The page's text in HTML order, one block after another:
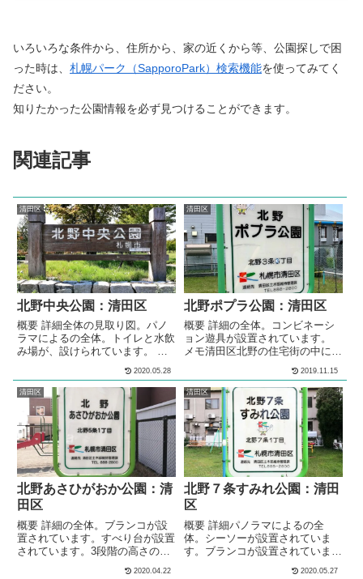
いろいろな条件から、住所から、家の近くから等、公園探しで困
った時は、 札幌パーク（SapporoPark）検索機能を使ってみてく
ださい。
知りたかった公園情報を必ず見つけることができます。
関連記事
清田区
北野中央公園：清田区
概要 詳細全体の見取り図。パノ
ラマによるの全体。トイレと水飲
み場が、設けられています。 南
入口の園名板。の南側の遊具エリ
ア全体。水飲み場が設けられてい
ます。大型のコンビネーション遊
具が設置されています。傾斜を利
用したすべり台が設置されていま
す。すべり台の着地場所には、砂
場が設けられています。バスケッ
トコートとバスケットゴールが1
台設置されています。バスケット
コートには...
2020.05.28
清田区
北野ポプラ公園：清田区
概要 詳細の全体。コンビネーシ
ョン遊具が設置されています。
メモ清田区北野の住宅街の中にあ
号〒004-0863住所北海道札幌市
清田区北野３条３丁目管理問い合
わせ
2019.11.15
清田区
北野あさひがおか公園：清
田区
概要 詳細の全体。ブランコが設
置されています。すべり台が設置
されています。3段階の高さの鉄
2020.04.22
清田区
北野７条すみれ公園：清田
区
概要 詳細パノラマによるの全
体。シーソーが設置されていま
す。ブランコが設置されていま
2020.05.27